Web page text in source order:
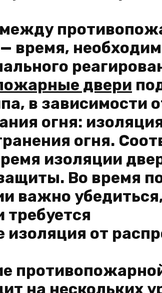
время,
двери
в зависимости
огня:
огня.
изоляции
Во время
важно
требуется
изоляция от